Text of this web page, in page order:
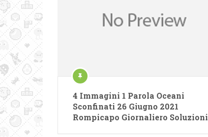
4 Immagini 1 Parola Oceani
Sconfinati 26 Giugno 2021
Rompicapo Giornaliero Soluzioni